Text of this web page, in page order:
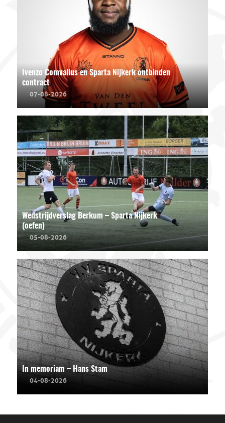
Ivenzo Comvalius en Sparta Nijkerk ontbinden
contract
07-08-2026
Wedstrijdverslag Berkum – Sparta Nijkerk
(oefen)
05-08-2026
In memoriam – Hans Stam
04-08-2026